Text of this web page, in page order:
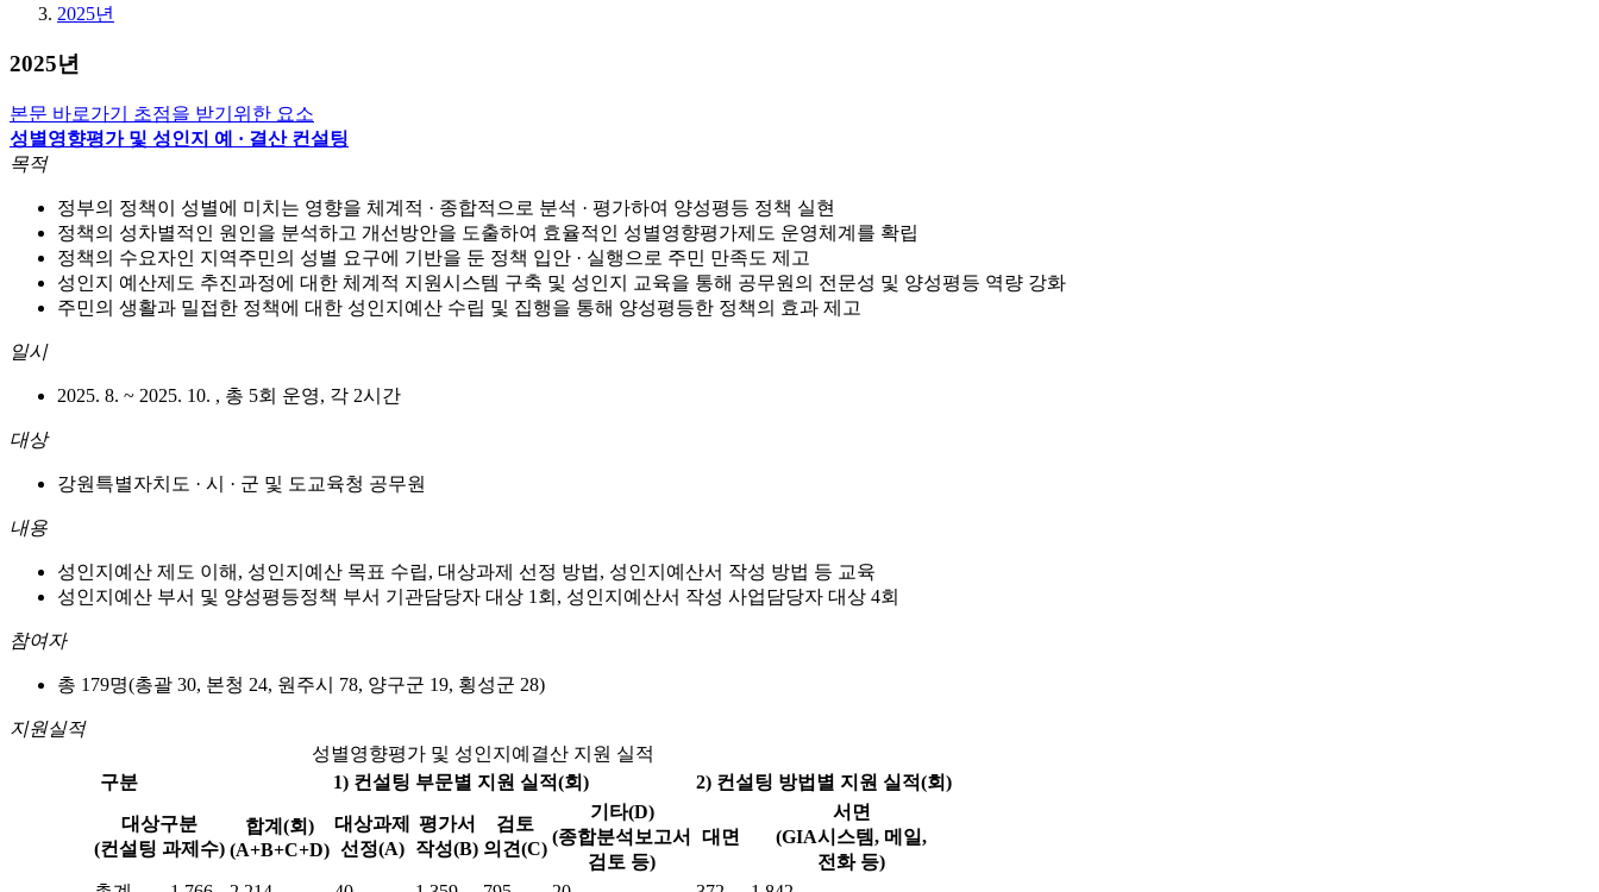
2025년
2025년
본문 바로가기 초점을 받기위한 요소
성별영향평가 및 성인지 예 · 결산 컨설팅
목적
정부의 정책이 성별에 미치는 영향을 체계적 · 종합적으로 분석 · 평가하여 양성평등 정책 실현
정책의 성차별적인 원인을 분석하고 개선방안을 도출하여 효율적인 성별영향평가제도 운영체계를 확립
정책의 수요자인 지역주민의 성별 요구에 기반을 둔 정책 입안 · 실행으로 주민 만족도 제고
성인지 예산제도 추진과정에 대한 체계적 지원시스템 구축 및 성인지 교육을 통해 공무원의 전문성 및 양성평등 역량 강화
주민의 생활과 밀접한 정책에 대한 성인지예산 수립 및 집행을 통해 양성평등한 정책의 효과 제고
일시
2025. 8. ~ 2025. 10. , 총 5회 운영, 각 2시간
대상
강원특별자치도 · 시 · 군 및 도교육청 공무원
내용
성인지예산 제도 이해, 성인지예산 목표 수립, 대상과제 선정 방법, 성인지예산서 작성 방법 등 교육
성인지예산 부서 및 양성평등정책 부서 기관담당자 대상 1회, 성인지예산서 작성 사업담당자 대상 4회
참여자
총 179명(총괄 30, 본청 24, 원주시 78, 양구군 19, 횡성군 28)
지원실적
성별영향평가 및 성인지예결산 지원 실적
구분
1) 컨설팅 부문별 지원 실적(회) 2) 컨설팅 방법별 지원 실적(회)
대상구분
(컨설팅 과제수)
합계(회)
(A+B+C+D)
대상과제
선정(A)
평가서
작성(B)
검토
의견(C)
기타(D)
(종합분석보고서
검토 등)
대면
서면
(GIA시스템, 메일,
전화 등)